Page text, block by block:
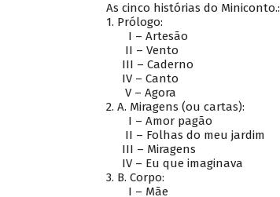
As cinco histórias do Miniconto.:
1. Prólogo:
I – Artesão
II – Vento
III – Caderno
IV – Canto
V – Agora
2. A. Miragens (ou cartas):
I – Amor pagão
II – Folhas do meu jardim
III – Miragens
IV – Eu que imaginava
3. B. Corpo:
I – Mãe